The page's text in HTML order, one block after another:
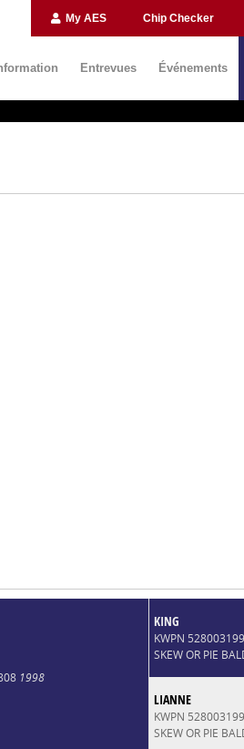
My AES Chip Checker
Entrevues Événements
1998
KING
KWPN
SKEW OR PIE
LIANNE
KWPN
SKEW OR PIE